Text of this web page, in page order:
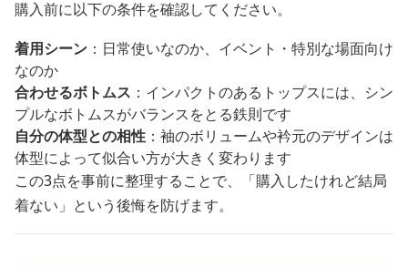
購入前に以下の条件を確認してください。
着用シーン ：日常使いなのか、イベント・特別な場面向け
なのか
合わせるボトムス ：インパクトのあるトップスには、シン
プルなボトムスがバランスをとる鉄則です
自分の体型との相性 ：袖のボリュームや衿元のデザインは
体型によって似合い方が大きく変わります
この3点を事前に整理することで、「購入したけれど結局
着ない」という後悔を防げます。